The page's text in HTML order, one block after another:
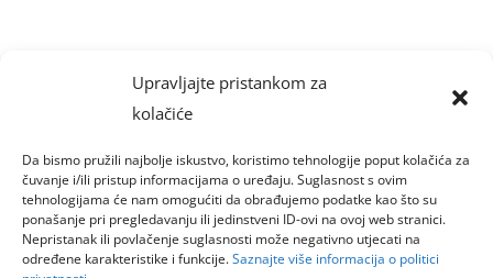
Upravljajte pristankom za
kolačiće
Da bismo pružili najbolje iskustvo, koristimo tehnologije poput kolačića za
čuvanje i/ili pristup informacijama o uređaju. Suglasnost s ovim
tehnologijama će nam omogućiti da obrađujemo podatke kao što su
ponašanje pri pregledavanju ili jedinstveni ID-ovi na ovoj web stranici.
Nepristanak ili povlačenje suglasnosti može negativno utjecati na
određene karakteristike i funkcije.Saznajte više informacija o politici